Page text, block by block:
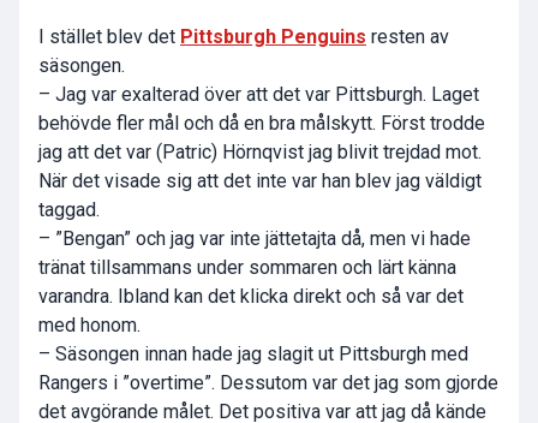
I stället blev det Pittsburgh Penguins resten av
säsongen.
– Jag var exalterad över att det var Pittsburgh. Laget
behövde fler mål och då en bra målskytt. Först trodde
jag att det var ( Patric) Hörnqvist jag blivit trejdad mot.
När det visade sig att det inte var han blev jag väldigt
taggad.
– ”Bengan” och jag var inte jättetajta då, men vi hade
tränat tillsammans under sommaren och lärt känna
varandra. Ibland kan det klicka direkt och så var det
med honom.
– Säsongen innan hade jag slagit ut Pittsburgh med
Rangers i ”overtime”. Dessutom var det jag som gjorde
det avgörande målet. Det positiva var att jag då kände